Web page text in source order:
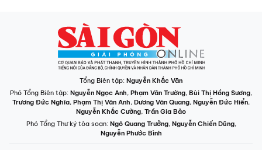
Tổng Biên tập: Nguyễn Khắc Văn
Phó Tổng Biên tập: Nguyễn Ngọc Anh, Phạm Văn Trường, Bùi Thị Hồng Sương,
Trương Đức Nghĩa, Phạm Thị Vân Anh, Dương Văn Quang, Nguyễn Đức Hiển,
Nguyễn Khắc Cường, Trần Gia Bảo
Phó Tổng Thư ký tòa soạn: Ngô Quang Trưởng, Nguyễn Chiến Dũng,
Nguyễn Phước Bình